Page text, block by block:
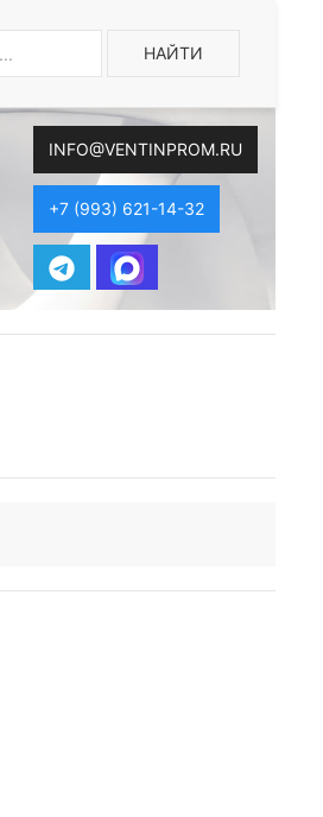
НАЙТИ
INFO@VENTINPROM.RU
+7 (993) 621-14-32